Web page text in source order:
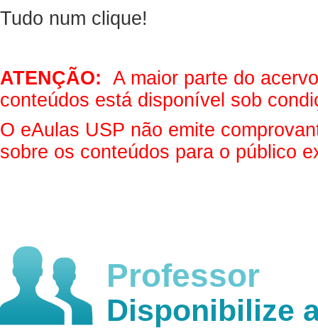
Tudo num clique!
ATENÇÃO: A maior parte do
conteúdos está disponível sob
O eAulas USP não emite
sobre os conteúdos para o público
Professor
Disponibilize